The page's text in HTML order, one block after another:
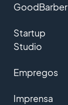
GoodBarber
Startup
Studio
Empregos
Imprensa